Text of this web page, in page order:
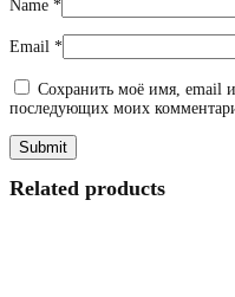
Name *
Email *
Сохранить моё имя, email и
последующих моих
Related products